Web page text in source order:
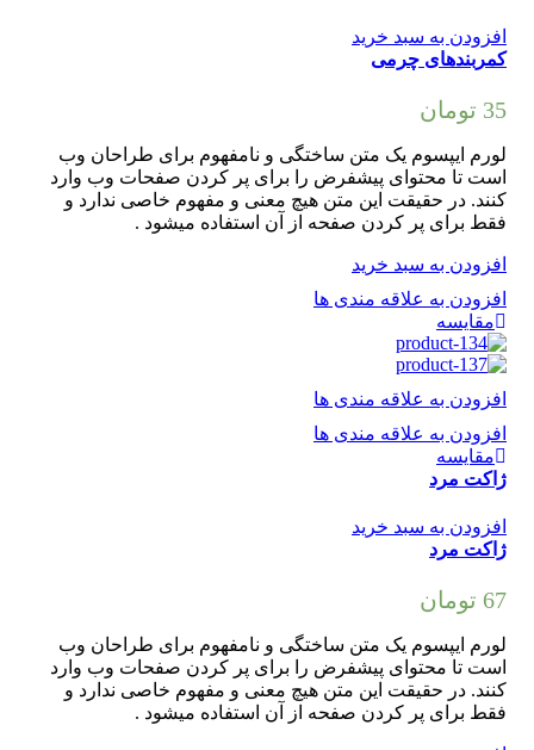
افزودن به سبد خرید
کمربندهای چرمی
35 تومان
لورم ایپسوم یک متن ساختگی و نامفهوم برای طراحان وب
است تا محتوای پیشفرض را برای پر کردن صفحات وب وارد
کنند. در حقیقت این متن هیچ معنی و مفهوم خاصی ندارد و
فقط برای پر کردن صفحه از آن استفاده میشود .
افزودن به سبد خرید
افزودن به علاقه مندی ها
مقایسه
افزودن به علاقه مندی ها
افزودن به علاقه مندی ها
مقایسه
ژاکت مرد
افزودن به سبد خرید
ژاکت مرد
67 تومان
لورم ایپسوم یک متن ساختگی و نامفهوم برای طراحان وب
است تا محتوای پیشفرض را برای پر کردن صفحات وب وارد
کنند. در حقیقت این متن هیچ معنی و مفهوم خاصی ندارد و
فقط برای پر کردن صفحه از آن استفاده میشود .